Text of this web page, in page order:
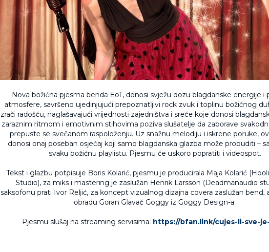
Nova božićna pjesma benda EoT, donosi svježu dozu blagdanske energije i
atmosfere, savršeno ujedinjujući prepoznatljivi rock zvuk i toplinu božićnog
zrači radošću, naglašavajući vrijednosti zajedništva i sreće koje donosi
zaraznim ritmom i emotivnim stihovima poziva slušatelje da zaborave
prepuste se svečanom raspoloženju. Uz snažnu melodiju i iskrene poruke,
donosi onaj poseban osjećaj koji samo blagdanska glazba može probuditi –
svaku božićnu playlistu. Pjesmu će uskoro popratiti i videospot.
Tekst i glazbu potpisuje Boris Kolarić, pjesmu je producirala Maja Kolarić
Studio), za miks i mastering je zaslužan Henrik Larsson (Deadmanaudio
saksofonu prati Ivor Reljić, za koncept vizualnog dizajna covera zaslužan bend,
obradu Goran Glavač Goggy iz Goggy Design-a.
Pjesmu slušaj na streaming servisima: https://bfan.link/cujes-li-sve-